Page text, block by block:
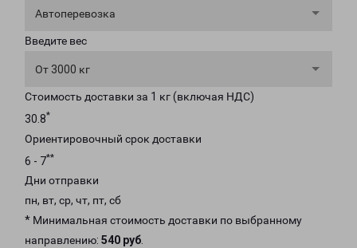
Автоперевозка
Введите вес
От 3000 кг
Стоимость доставки за 1 кг (включая НДС)
30.8*
Ориентировочный срок доставки
6 - 7**
Дни отправки
пн, вт, ср, чт, пт, сб
* Минимальная стоимость доставки по выбранному
направлению: 540 руб.